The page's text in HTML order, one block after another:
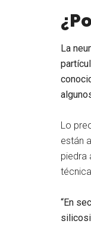
La
Lo
están
piedra
“En